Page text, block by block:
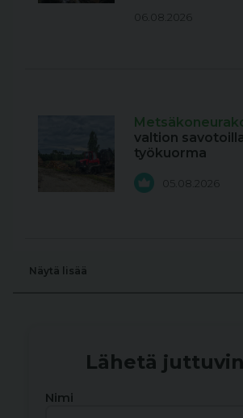
06.08.2026
valtion
työkuorma
05.08.2026
Näytä lisää
Lähetä
Nimi